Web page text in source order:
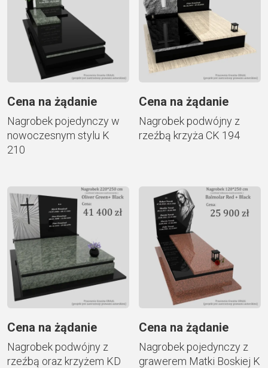
Cena na żądanie
Nagrobek pojedynczy w
nowoczesnym stylu K
210
Cena na żądanie
Nagrobek podwójny z
rzeźbą krzyża CK 194
Cena na żądanie
Nagrobek podwójny z
rzeźbą oraz krzyżem KD
Cena na żądanie
Nagrobek pojedynczy z
grawerem Matki Boskiej K